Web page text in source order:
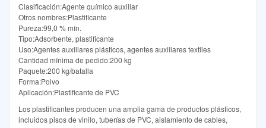
Clasificación:Agente químico auxiliar
Otros nombres:Plastificante
Pureza:99,0 % mín.
Tipo:Adsorbente, plastificante
Uso:Agentes auxiliares plásticos, agentes auxiliares textiles
Cantidad mínima de pedido:200 kg
Paquete:200 kg/batalla
Forma:Polvo
Aplicación:Plastificante de PVC
Los plastificantes producen una amplia gama de productos plásticos,
incluidos pisos de vinilo, tuberías de PVC, aislamiento de cables,